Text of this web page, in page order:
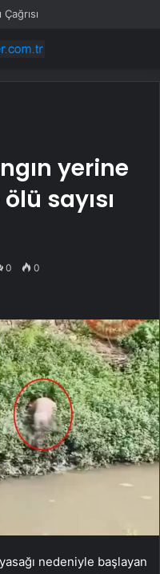
yerine
sayısı
0 0
nedeniyle başlayan